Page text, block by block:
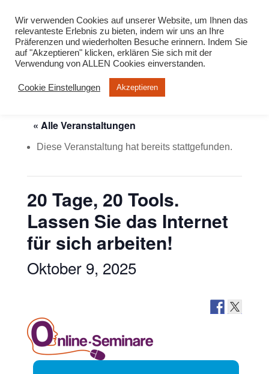
« Alle Veranstaltungen
Diese Veranstaltung hat bereits stattgefunden.
20 Tage, 20 Tools.
Lassen Sie das Internet
für sich arbeiten!
Oktober 9, 2025
Wir verwenden Cookies auf unserer Website, um Ihnen das
relevanteste Erlebnis zu bieten, indem wir uns an Ihre
Präferenzen und wiederholten Besuche erinnern. Indem Sie
auf "Akzeptieren" klicken, erklären Sie sich mit der
Verwendung von ALLEN Cookies einverstanden.
Cookie Einstellungen Akzeptieren